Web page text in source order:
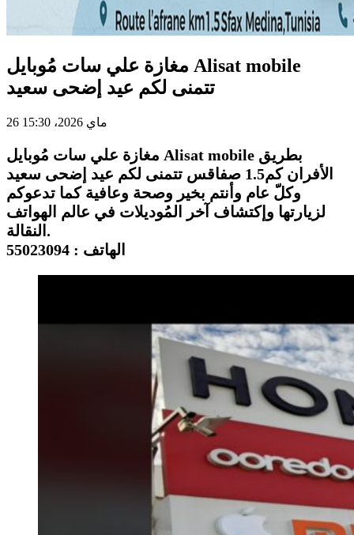
مغازة علي سات مُوبايل Alisat mobile
تتمنى لكم عيد إضحى سعيد
26 ماي 2026، 15:30
مغازة علي سات مُوبايل Alisat mobile بطريق
الأفران كم1.5 صفاقس تتمنى لكم عيد إضحى سعيد
وكلّ عام وأنتم بخير وصحة وعافية كما تدعوكم
لزيارتها وإكتشاف آخر المُوديلات في عالم الهواتف
النقالة.
الهاتف : 55023094